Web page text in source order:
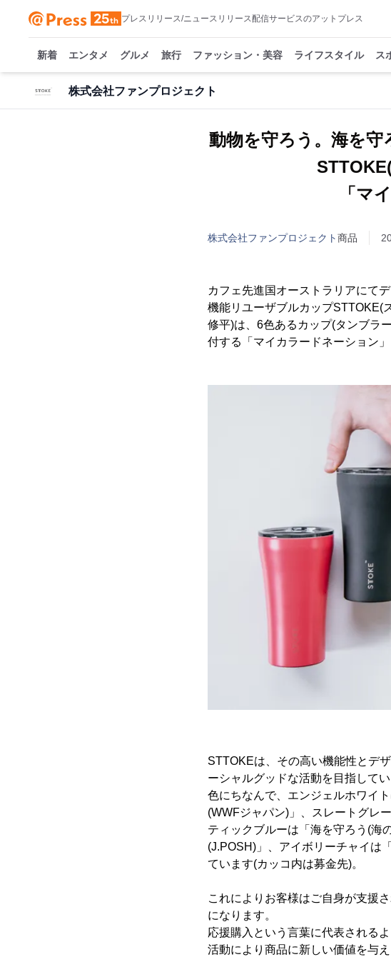
プレスリリース/ニュースリリース配信サービスのアットプレス
新着 エンタメ グルメ 旅行 ファッション・美容 ライフスタイル ス
株式会社ファンプロジェクト
動物を守ろう。海を
「マ
株式会社ファンプロジェクト商品
カフェ先進国オーストラリアにて
機能リユーザブルカップSTTOKE(
修平)は、6色あるカップ(タンブラ
付する「マイカラードネーション」
STTOKEは、その高い機能性とデ
ーシャルグッドな活動を目指して
色にちなんで、エンジェルホワイ
(WWFジャパン)」、スレートグレ
ティックブルーは「海を守ろう(海
(J.POSH)」、アイボリーチャイは
ています(カッコ内は募金先)。
これによりお客様はご自身が支援
になります。
応援購入という言葉に代表される
活動により商品に新しい価値を与